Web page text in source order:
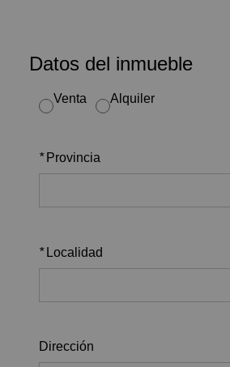
Datos del inmueble
Venta Alquiler
* Provincia
* Localidad
Dirección